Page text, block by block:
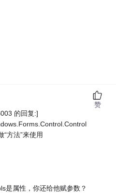
的回复:]
“方法”来使用
是属性，你还给他赋参数？
赞